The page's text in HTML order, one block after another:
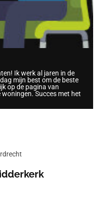
Ik werk al jaren in de
mijn best om de beste
op de pagina van
Succes met het